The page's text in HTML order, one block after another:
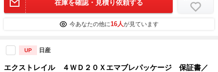
在庫を確認・見積り依頼する
今あなたの他に16人が見ています
UP 日産
エクストレイル ４ＷＤ２０Ｘエマブレパッケージ 保証書／